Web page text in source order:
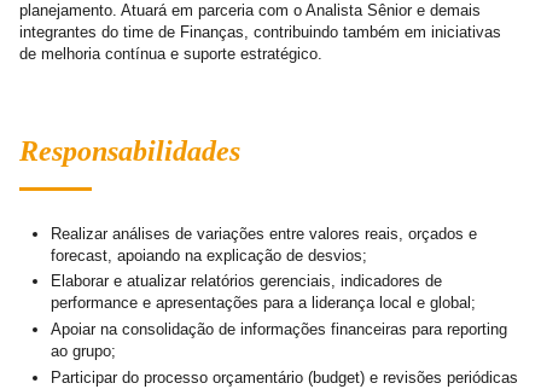
planejamento. Atuará em parceria com o Analista Sênior e demais
integrantes do time de Finanças, contribuindo também em iniciativas
de melhoria contínua e suporte estratégico.
Responsabilidades
Realizar análises de variações entre valores reais, orçados e
forecast, apoiando na explicação de desvios;
Elaborar e atualizar relatórios gerenciais, indicadores de
performance e apresentações para a liderança local e global;
Apoiar na consolidação de informações financeiras para reporting
ao grupo;
Participar do processo orçamentário (budget) e revisões periódicas